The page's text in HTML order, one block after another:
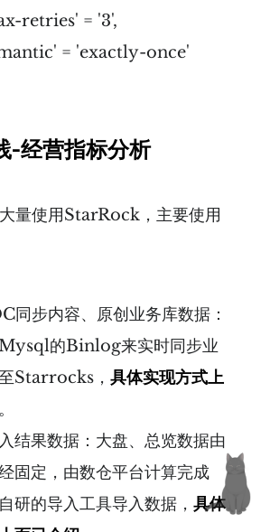
retries' = '3',
= 'exactly-once'
-经营指标分析
量使用StarRock，主要使用
步内容、原创业务库数据：
的Binlog来实时同步业
Starrocks， 具体实现方式上
。
结果数据：大盘、总览数据由
固定，由数仓平台计算完成
研的导入工具导入数据， 具体